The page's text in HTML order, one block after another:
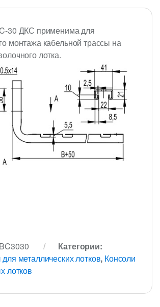
30 ДКС применима для
монтажа кабельной трассы на
лотка.
Категории:
металлических лотков, Консоли
лотков